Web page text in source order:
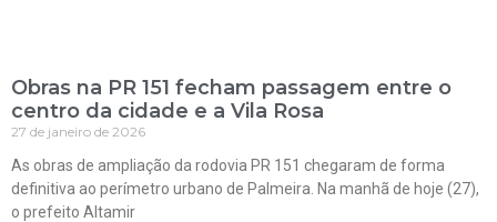
Obras na PR 151 fecham passagem entre o
centro da cidade e a Vila Rosa
27 de janeiro de 2026
As obras de ampliação da rodovia PR 151 chegaram de forma
definitiva ao perímetro urbano de Palmeira. Na manhã de hoje (27),
o prefeito Altamir